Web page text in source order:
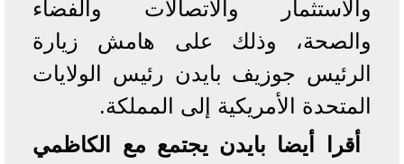
والاستثمار والاتصالات والفضاء
والصحة، وذلك على هامش زيارة
الرئيس جوزيف بايدن رئيس الولايات
المتحدة الأمريكية إلى المملكة.
أقرا أيضا بايدن يجتمع مع الكاظمي